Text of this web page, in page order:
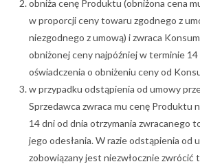
obniża cenę Produktu (obniżona cena
w proporcji ceny towaru zgodnego z
niezgodnego z umową) i zwraca
obniżonej ceny najpóźniej w terminie
oświadczenia o obniżeniu ceny od
w przypadku odstąpienia od umowy
Sprzedawca zwraca mu cenę Produktu
14 dni od dnia otrzymania zwracanego
jego odesłania. W razie odstąpienia od
zobowiązany jest niezwłocznie zwrócić